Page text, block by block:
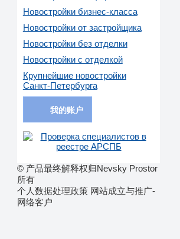
Новостройки бизнес-класса
Новостройки от застройщика
Новостройки без отделки
Новостройки с отделкой
Крупнейшие новостройки
Санкт-Петербурга
我的账户
© 产品最终解释权归Nevsky Prostor
所有
个人数据处理政策 网站成立与推广-
网络客户